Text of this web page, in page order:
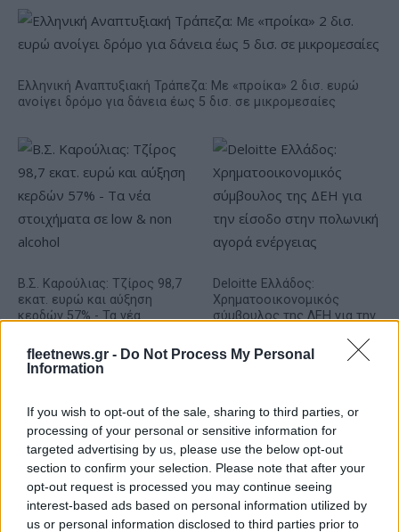
fleetnews.gr - Do Not Process My Personal
Information
If you wish to opt-out of the sale, sharing to third parties, or
processing of your personal or sensitive information for
targeted advertising by us, please use the below opt-out
section to confirm your selection. Please note that after your
opt-out request is processed you may continue seeing
interest-based ads based on personal information utilized by
us or personal information disclosed to third parties prior to
Ελληνική Αναπτυξιακή Τράπεζα: Με «προίκα» 2 δισ. ευρώ
ανοίγει δρόμο για δάνεια έως 5 δισ. σε μικρομεσαίες
Β.Σ. Καρούλιας: Τζίρος 98,7
εκατ. ευρώ και αύξηση
κερδών 57% - Τα νέα
alcohol
Deloitte Ελλάδος:
Χρηματοοικονομικός
σύμβουλος της ΔΕΗ για την
αγορά ενέργειας
Η Chery επενδύει 75 εκατ. δολάρια στην KG Mobility